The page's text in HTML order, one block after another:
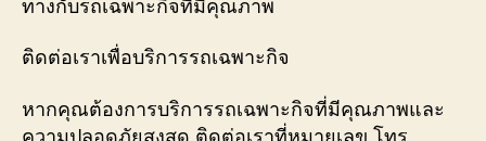
ติดต่อเราเพื่อบริการรถเฉพาะกิจ
หากคุณต้องการบริการรถเฉพาะกิจที่มีคุณภาพและ
ความปลอดภัยสูงสุด ติดต่อเราที่หมายเลข โทร